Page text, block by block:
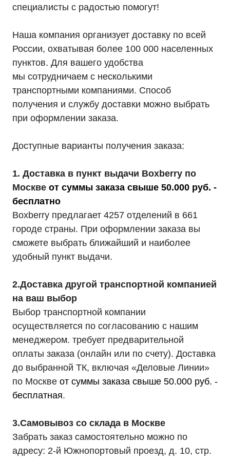
специалисты с радостью помогут!
Наша компания организует доставку по всей
России, охватывая более 100 000 населенных
пунктов. Для вашего удобства
мы сотрудничаем с несколькими
транспортными компаниями. Способ
получения и службу доставки можно выбрать
при оформлении заказа.
Доступные варианты получения заказа:
1. Доставка в пункт выдачи Boxberry по
Москве от суммы заказа свыше 50.000 руб. -
бесплатно
Boxberry предлагает 4257 отделений в 661
городе страны. При оформлении заказа вы
сможете выбрать ближайший и наиболее
удобный пункт выдачи.
2.Доставка другой транспортной компанией
на ваш выбор
Выбор транспортной компании
осуществляется по согласованию с нашим
менеджером. требует предварительной
оплаты заказа (онлайн или по счету). Доставка
до выбранной ТК, включая «Деловые Линии»
по Москве от суммы заказа свыше 50.000 руб. -
бесплатная.
3.Самовывоз со склада в Москве
Забрать заказ самостоятельно можно по
адресу: 2-й Южнопортовый проезд, д. 10, стр.